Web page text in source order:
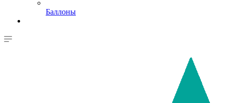
Баллоны